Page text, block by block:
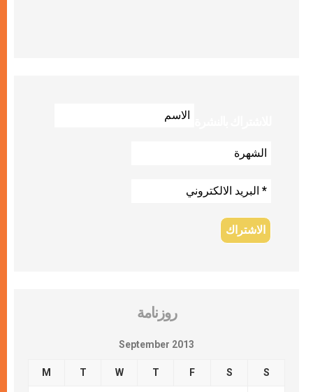
روزنامة
September 2013
M T W T F S S